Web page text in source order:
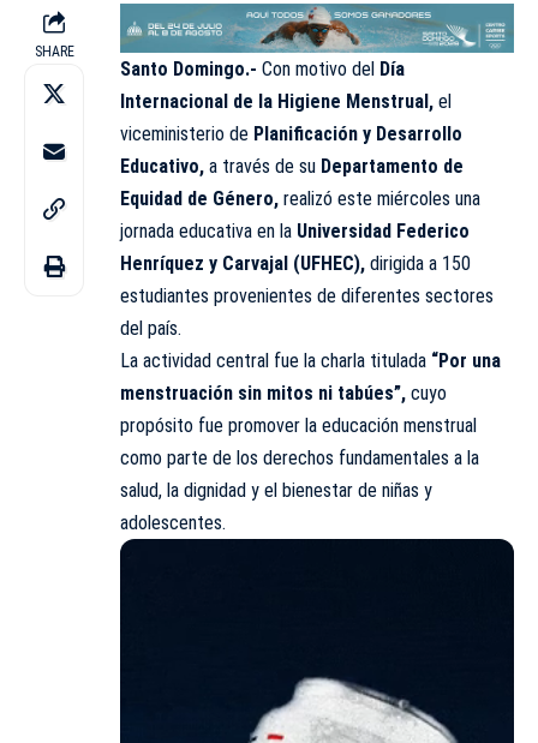
SHARE
Santo Domingo.- Con motivo del Día
Internacional de la Higiene Menstrual, el
viceministerio de Planificación y Desarrollo
Educativo, a través de su Departamento de
Equidad de Género, realizó este miércoles una
jornada educativa en la Universidad Federico
Henríquez y Carvajal (UFHEC), dirigida a 150
estudiantes provenientes de diferentes sectores
del país.
La actividad central fue la charla titulada “Por una
menstruación sin mitos ni tabúes”, cuyo
propósito fue promover la educación menstrual
como parte de los derechos fundamentales a la
salud, la dignidad y el bienestar de niñas y
adolescentes.